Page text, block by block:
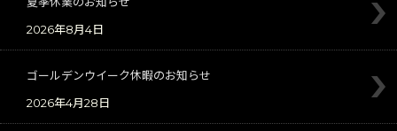
2026年8月4日
ゴールデンウイーク休暇のお知らせ
2026年4月28日